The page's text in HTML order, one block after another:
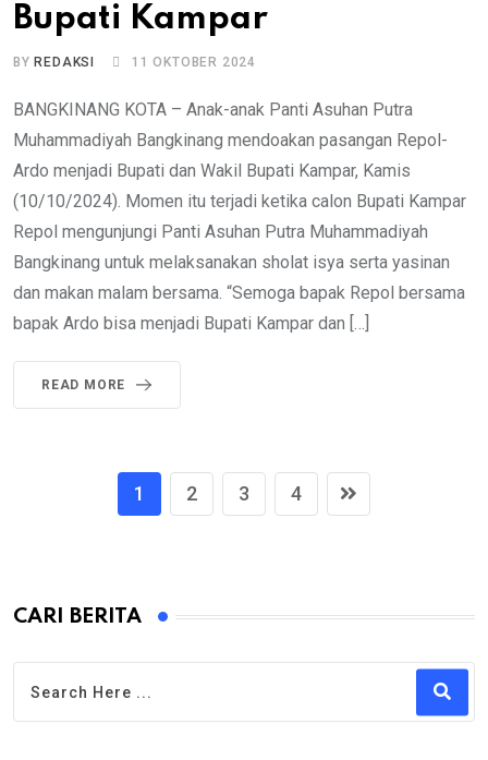
Bupati Kampar
BY REDAKSI 11 OKTOBER 2024
BANGKINANG KOTA – Anak-anak Panti Asuhan Putra
Muhammadiyah Bangkinang mendoakan pasangan Repol-
Ardo menjadi Bupati dan Wakil Bupati Kampar, Kamis
(10/10/2024). Momen itu terjadi ketika calon Bupati Kampar
Repol mengunjungi Panti Asuhan Putra Muhammadiyah
Bangkinang untuk melaksanakan sholat isya serta yasinan
dan makan malam bersama. “Semoga bapak Repol bersama
bapak Ardo bisa menjadi Bupati Kampar dan […]
READ MORE
1 2 3 4
CARI BERITA